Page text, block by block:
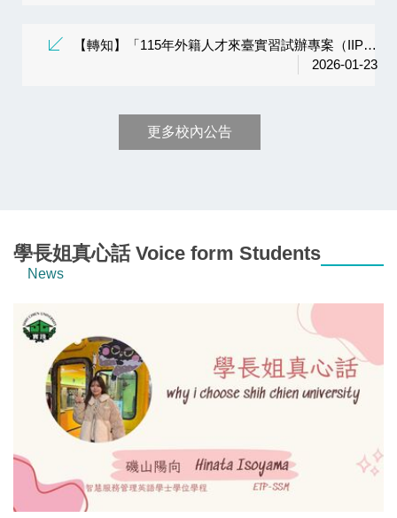
【轉知】「115年外籍人才來臺實習試辦專案（IIPP）」
2026-01-23
更多校內公告
學長姐真心話 Voice form Students
News